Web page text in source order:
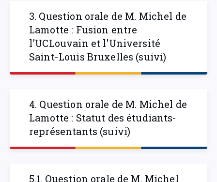
3. Question orale de M. Michel de
Lamotte : Fusion entre
l'UCLouvain et l'Université
Saint-Louis Bruxelles (suivi)
4. Question orale de M. Michel de
Lamotte : Statut des étudiants-
représentants (suivi)
5.1. Question orale de M. Michel